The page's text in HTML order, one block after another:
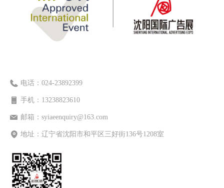
电话： 024-23892399
手机： 13238823610
邮箱： syiaeenquiry@163.com
地址： 辽宁省沈阳市和平区三好街136号1208室